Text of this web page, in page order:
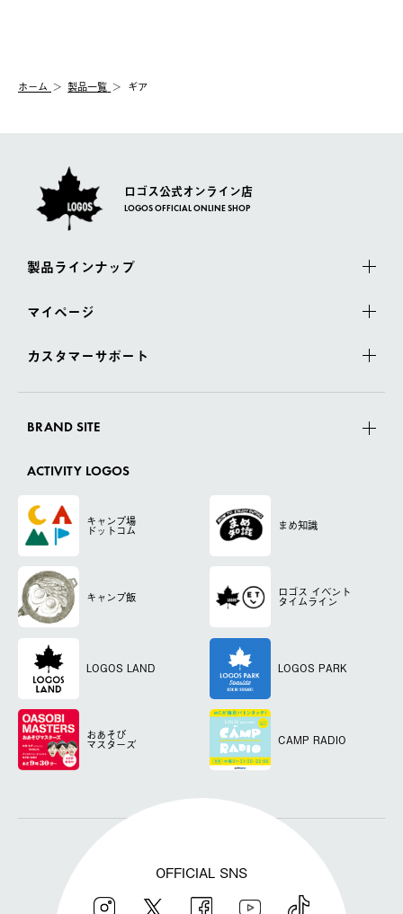
【配送業者】
佐川急便にて配送されます。
一度お手元の商品を返品いただき、ご希望商品を再注文してくだ
ホーム 製品一覧 ギア
ロゴス公式オンライン店
LOGOS OFFICIAL ONLINE SHOP
製品ラインナップ
マイページ
カスタマーサポート
BRAND SITE
ACTIVITY LOGOS
キャンプ場
ドットコム まめ知識
キャンプ飯 ロゴス イベント
タイムライン
LOGOS LAND LOGOS PARK
おあそび
マスターズ CAMP RADIO
OFFICIAL SNS